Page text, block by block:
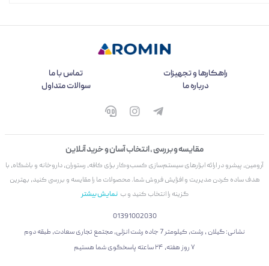
راهکارها و تجهیزات
تماس با ما
درباره ما
سوالات متداول
مقایسه و بررسی ، انتخاب آسان و خرید آنلاین
آرومین، پیشرو در ارائه ابزارهای سیستم‌سازی کسب‌وکار برای کافه، رستوران، داروخانه و باشگاه، با
هدف ساده کردن مدیریت و افزایش فروش شما. محصولات ما را مقایسه و بررسی کنید، بهترین
گزینه را انتخاب کنید و ب نمایش بیشتر
01391002030
نشانی: گیلان ، رشت، کیلومتر 7 جاده رشت انزلی، مجتمع تجاری سعادت، طبقه دوم
۷ روز هفته، ۲۴ ساعته پاسخگوی شما هستیم